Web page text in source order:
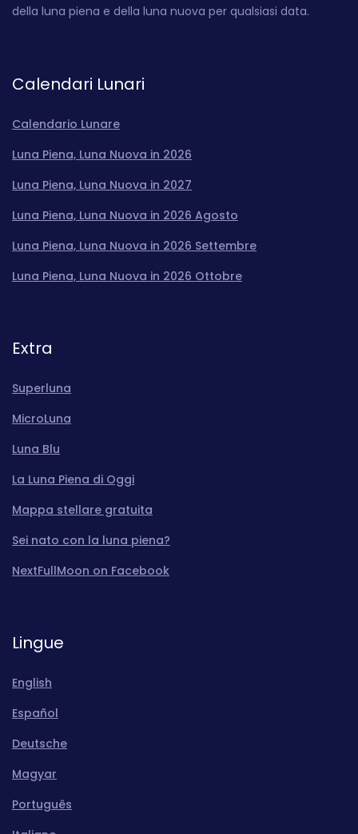
della luna piena e della luna nuova per qualsiasi data.
Calendari Lunari
Calendario Lunare
Luna Piena, Luna Nuova in 2026
Luna Piena, Luna Nuova in 2027
Luna Piena, Luna Nuova in 2026 Agosto
Luna Piena, Luna Nuova in 2026 Settembre
Luna Piena, Luna Nuova in 2026 Ottobre
Extra
Superluna
MicroLuna
Luna Blu
La Luna Piena di Oggi
Mappa stellare gratuita
Sei nato con la luna piena?
NextFullMoon on Facebook
Lingue
English
Español
Deutsche
Magyar
Português